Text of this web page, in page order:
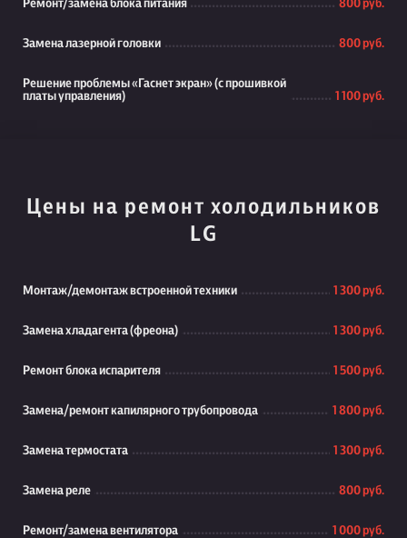
Ремонт/замена блока питания 800 руб.
Замена лазерной головки 800 руб.
Решение проблемы «Гаснет экран» (с прошивкой
платы управления)
1 100 руб.
Цены на ремонт холодильников
LG
Монтаж/демонтаж встроенной техники 1 300 руб.
Замена хладагента (фреона) 1 300 руб.
Ремонт блока испарителя 1 500 руб.
Замена/ремонт капилярного трубопровода 1 800 руб.
Замена термостата 1 300 руб.
Замена реле 800 руб.
Ремонт/замена вентилятора 1 000 руб.